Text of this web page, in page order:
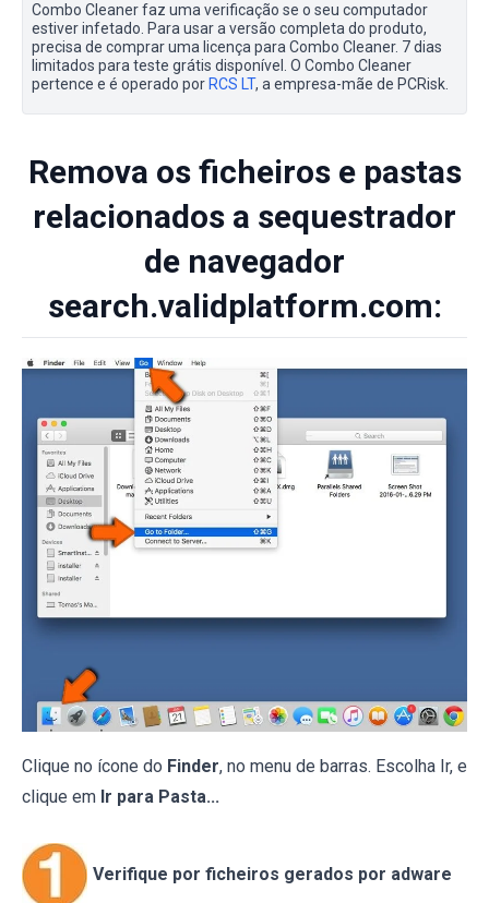
Combo Cleaner faz uma verificação se o seu computador
estiver infetado. Para usar a versão completa do produto,
precisa de comprar uma licença para Combo Cleaner. 7 dias
limitados para teste grátis disponível. O Combo Cleaner
pertence e é operado por RCS LT, a empresa-mãe de PCRisk.
Remova os ficheiros e pastas
relacionados a sequestrador
de navegador
search.validplatform.com:
Clique no ícone do Finder, no menu de barras. Escolha Ir, e
clique em Ir para Pasta...
Verifique por ficheiros gerados por adware